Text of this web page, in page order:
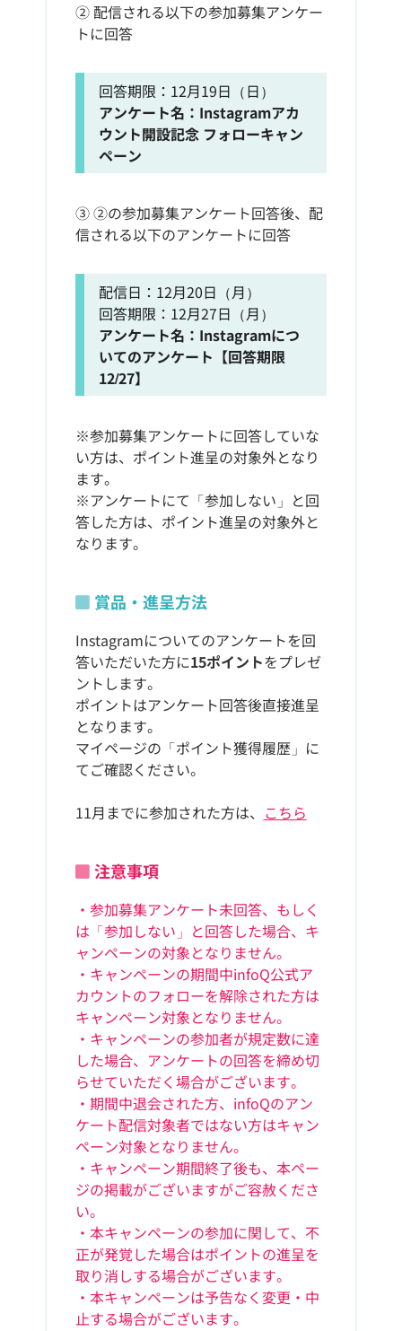
② 配信される以下の参加募集アンケー
トに回答
回答期限：12月19日（日）
アンケート名：Instagramアカ
ウント開設記念 フォローキャン
ペーン
③ ②の参加募集アンケート回答後、配
信される以下のアンケートに回答
配信日：12月20日（月）
回答期限：12月27日（月）
アンケート名：Instagramにつ
いてのアンケート【回答期限
12/27】
※参加募集アンケートに回答していな
い方は、ポイント進呈の対象外となり
ます。
※アンケートにて「参加しない」と回
答した方は、ポイント進呈の対象外と
なります。
賞品・進呈方法
Instagramについてのアンケートを回
答いただいた方に15ポイントをプレゼ
ントします。
ポイントはアンケート回答後直接進呈
となります。
マイページの「ポイント獲得履歴」に
てご確認ください。
11月までに参加された方は、 こちら
注意事項
・参加募集アンケート未回答、もしく
は「参加しない」と回答した場合、キ
ャンペーンの対象となりません。
・キャンペーンの期間中infoQ公式ア
カウントのフォローを解除された方は
キャンペーン対象となりません。
・キャンペーンの参加者が規定数に達
した場合、アンケートの回答を締め切
らせていただく場合がございます。
・期間中退会された方、infoQのアン
ケート配信対象者ではない方はキャン
ペーン対象となりません。
・キャンペーン期間終了後も、本ペー
ジの掲載がございますがご容赦くださ
い。
・本キャンペーンの参加に関して、不
正が発覚した場合はポイントの進呈を
取り消しする場合がございます。
・本キャンペーンは予告なく変更・中
止する場合がございます。